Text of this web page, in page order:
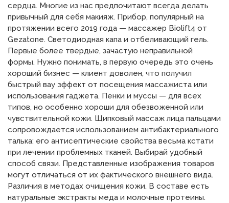
сердца. Многие из нас предпочитают всегда делать
привычный для себя макияж. Прибор, популярный на
протяжении всего 2019 года — массажер Biolift4 от
Gezatone. Светодиодная капа и отбеливающий гель.
Первые более твердые, зачастую неправильной
формы. Нужно понимать, в первую очередь это очень
хороший бизнес — клиент доволен, что получил
быстрый вау эффект от посещения массажиста или
использования гаджета. Пенки и муссы — для всех
типов, но особенно хороши для обезвоженной или
чувствительной кожи. Щипковый массаж лица пальцами
сопровождается использованием антибактериального
талька: его антисептические свойства весьма кстати
при лечении проблемных тканей. Выбирай удобный
способ связи. Представленные изображения товаров
могут отличаться от их фактического внешнего вида.
Различия в методах очищения кожи. В составе есть
натуральные экстракты меда и молочные протеины.